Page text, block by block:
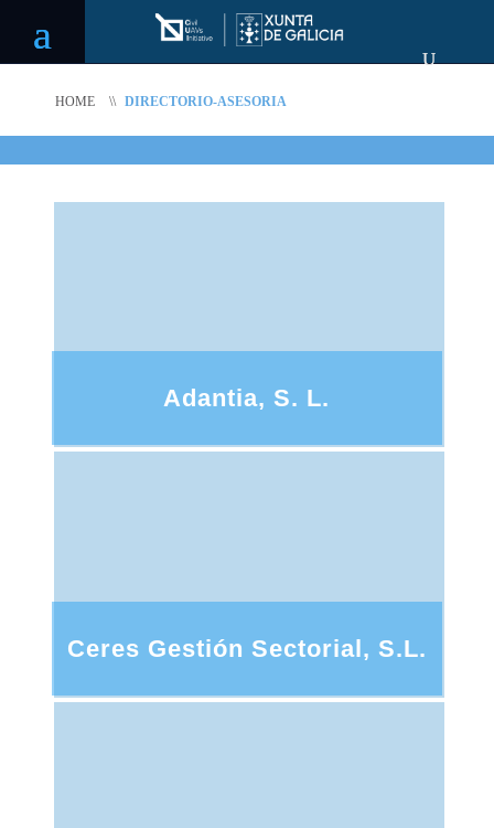
HOME \\ DIRECTORIO-ASESORIA
Adantia, S. L.
Ceres Gestión Sectorial, S.L.